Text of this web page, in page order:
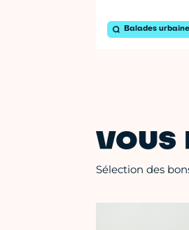
Balades
VOUS
Sélection des